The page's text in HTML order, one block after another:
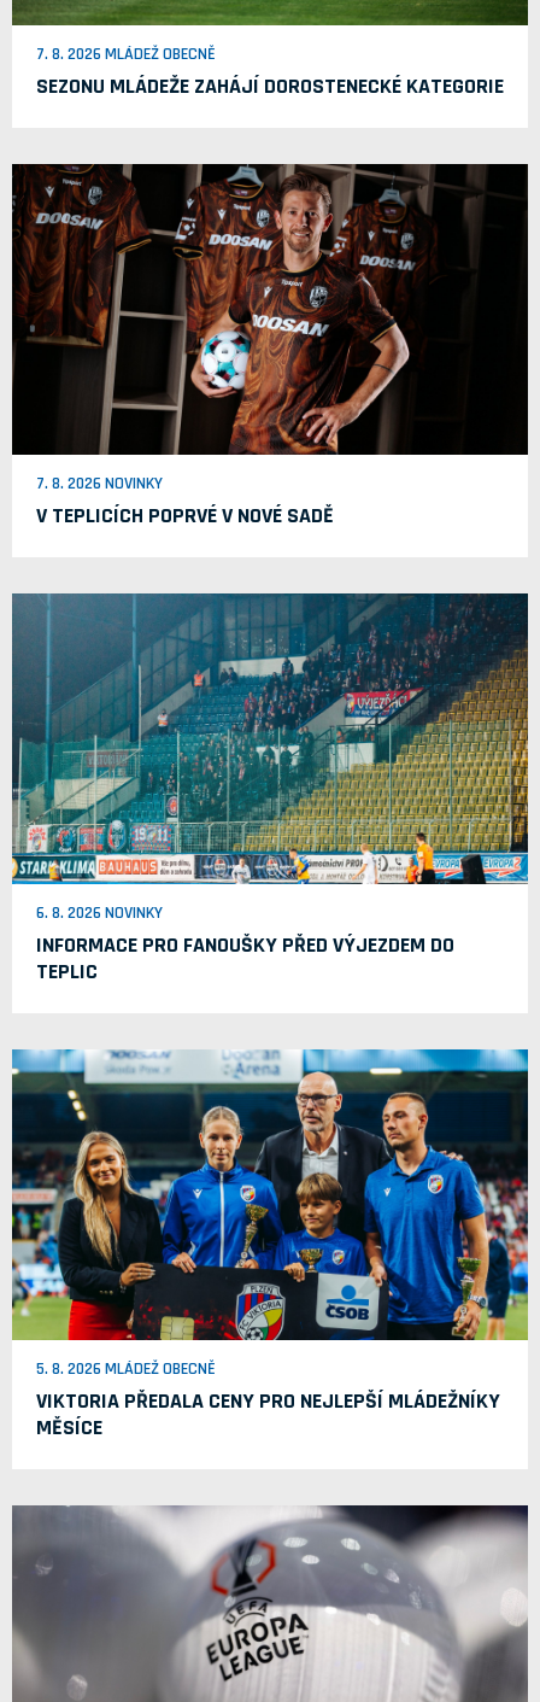
7. 8. 2026 MLÁDEŽ OBECNĚ
SEZONU MLÁDEŽE ZAHÁJÍ DOROSTENECKÉ KATEGORIE
7. 8. 2026 NOVINKY
V TEPLICÍCH POPRVÉ V NOVÉ SADĚ
6. 8. 2026 NOVINKY
INFORMACE PRO FANOUŠKY PŘED VÝJEZDEM DO
TEPLIC
5. 8. 2026 MLÁDEŽ OBECNĚ
VIKTORIA PŘEDALA CENY PRO NEJLEPŠÍ MLÁDEŽNÍKY
MĚSÍCE